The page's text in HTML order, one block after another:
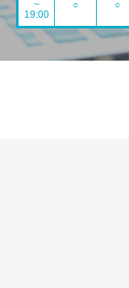
~
19:00
○ ○